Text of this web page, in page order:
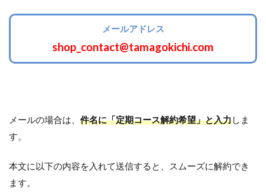
メールアドレス
shop_contact@tamagokichi.com
メールの場合は、 件名に「定期コース解約希望」と入力しま
す。
本文に以下の内容を入れて送信すると、スムーズに解約でき
ます。